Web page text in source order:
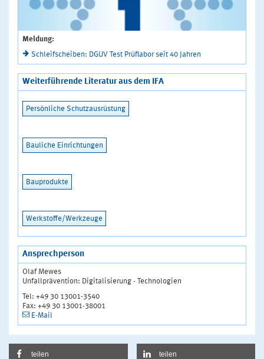
Meldung:
Schleifscheiben: DGUV Test Prüflabor seit 40 Jahren
Weiterführende Literatur aus dem IFA
Persönliche Schutzausrüstung
Bauliche Einrichtungen
Bauprodukte
Werkstoffe/Werkzeuge
Ansprechperson
Olaf Mewes
Unfallprävention: Digitalisierung - Technologien
Tel: +49 30 13001-3540
Fax: +49 30 13001-38001
E-Mail
teilen teilen